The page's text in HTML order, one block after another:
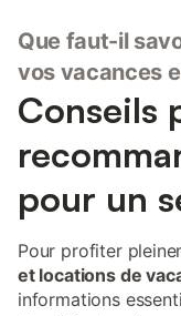
Que faut-il
vos vacances
Conseils
pour un
Pour profiter
et locations de
informations